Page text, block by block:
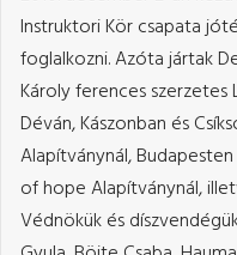
Instruktori Kör csapata
foglalkozni. Azóta jártak
Károly ferences szerzetes
Déván, Kászonban és
Alapítványnál,
of hope Alapítványnál,
Védnökük és